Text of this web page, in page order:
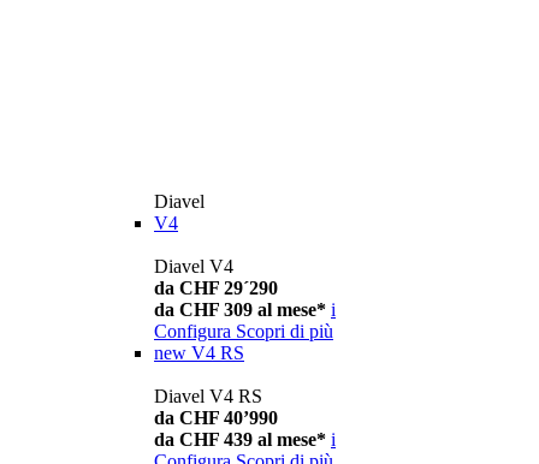
Diavel
V4
Diavel V4
da CHF 29´290
da CHF 309 al mese* i
Configura Scopri di più
new V4 RS
Diavel V4 RS
da CHF 40’990
da CHF 439 al mese* i